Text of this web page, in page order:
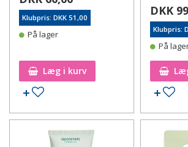
Klubpris: DKK 51,00
På lager
Læg i kurv
Tilføj til ønskeseddel
DKK
Klubpris:
På